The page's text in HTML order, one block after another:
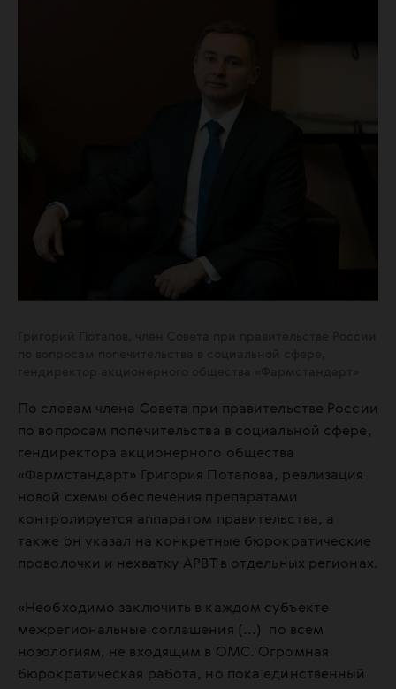
По словам члена Совета при правительстве России
по вопросам попечительства в социальной сфере,
гендиректора акционерного общества
«Фармстандарт» Григория Потапова, реализация
новой схемы обеспечения препаратами
контролируется аппаратом правительства, а
также он указал на конкретные бюрократические
проволочки и нехватку АРВТ в отдельных регионах.
«Необходимо заключить в каждом субъекте
межрегиональные соглашения (...) по всем
нозологиям, не входящим в ОМС. Огромная
бюрократическая работа, но пока единственный